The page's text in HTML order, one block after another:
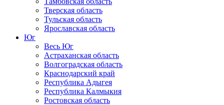
Тверская область
Тульская область
Ярославская область
Юг
Весь Юг
Астраханская область
Волгоградская область
Краснодарский край
Республика Адыгея
Республика Калмыкия
Ростовская область